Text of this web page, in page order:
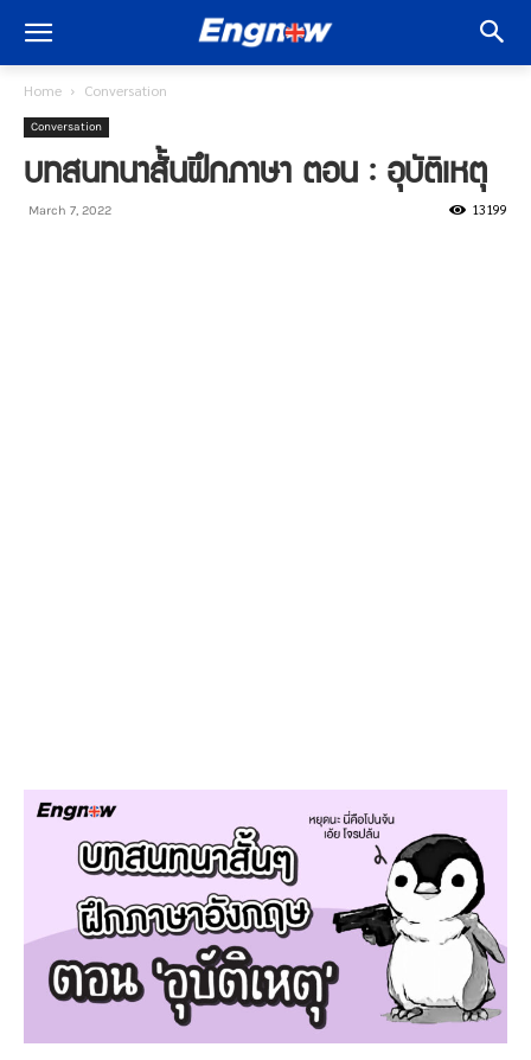
Home Conversation
Conversation
บทสนทนาสั้นฝึกภาษา ตอน : อุบัติเหตุ
March 7, 2022 13199